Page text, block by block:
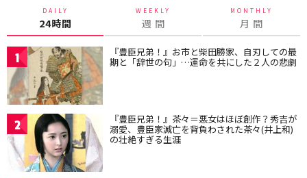
DAILY
24時間
WEEKLY
週 間
MONTHLY
月 間
1 『豊臣兄弟！』お市と柴田勝家、自刃しての最
期と「辞世の句」…運命を共にした２人の悲劇
2 『豊臣兄弟！』茶々＝悪女はほぼ創作？秀吉が
溺愛、豊臣家滅亡を背負わされた茶々(井上和)
の壮絶すぎる生涯